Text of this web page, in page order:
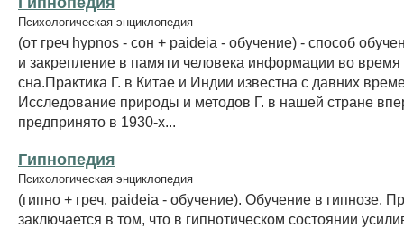
Психологическая энциклопедия
(от греч hypnos - сон + paideia - обучение) - способ
и закрепление в памяти человека информации во время
сна.Практика Г. в Китае и Индии известна с давних
Исследование природы и методов Г. в нашей стране
предпринято в 1930-х...
Гипнопедия
Психологическая энциклопедия
(гипно + греч. paideia - обучение). Обучение в гипнозе.
заключается в том, что в гипнотическом состоянии